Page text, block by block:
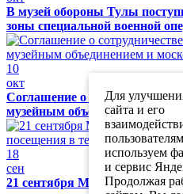
В музей обороны Тулы
зоны специальной военной
10
окт
Соглашение о
музейным объединением и
18
сен
21 сентября Музей обороны
Для
сайта и его
используем
и сервис
Продолжая